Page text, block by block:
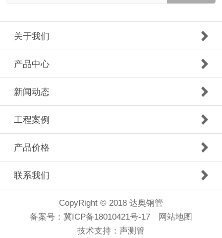
关于我们
产品中心
新闻动态
工程案例
产品价格
联系我们
CopyRight © 2018 达奥钢管
备案号： 冀ICP备18010421号-17
网站地图
技术支持： 声测管